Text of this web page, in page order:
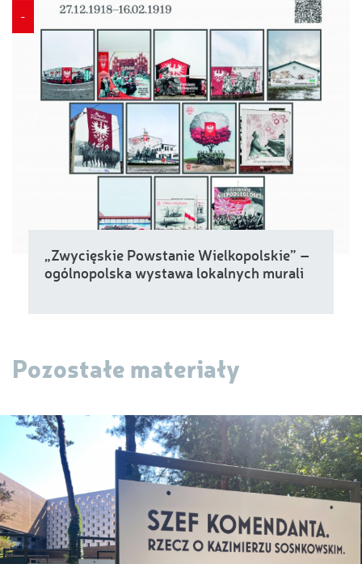
-
„Zwycięskie Powstanie Wielkopolskie” –
ogólnopolska wystawa lokalnych murali
Pozostałe materiały